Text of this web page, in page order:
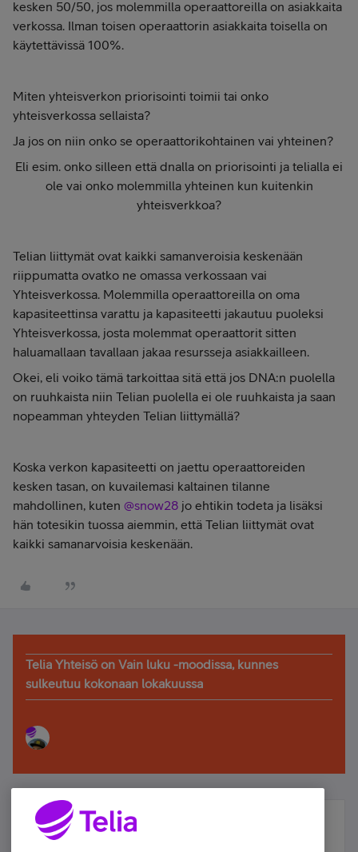
kesken 50/50, jos molemmilla operaattoreilla on asiakkaita
verkossa. Ilman toisen operaattorin asiakkaita toisella on
käytettävissä 100%.
Miten yhteisverkon priorisointi toimii tai onko
yhteisverkossa sellaista?
Ja jos on niin onko se operaattorikohtainen vai yhteinen?
Eli esim. onko silleen että dnalla on priorisointi ja telialla ei
ole vai onko molemmilla yhteinen kun kuitenkin
yhteisverkkoa?
Telian liittymät ovat kaikki samanveroisia keskenään
riippumatta ovatko ne omassa verkossaan vai
Yhteisverkossa. Molemmilla operaattoreilla on oma
kapasiteettinsa varattu ja kapasiteetti jakautuu puoleksi
Yhteisverkossa, josta molemmat operaattorit sitten
haluamallaan tavallaan jakaa resursseja asiakkailleen.
Okei, eli voiko tämä tarkoittaa sitä että jos DNA:n puolella
on ruuhkaista niin Telian puolella ei ole ruuhkaista ja saan
nopeamman yhteyden Telian liittymällä?
Koska verkon kapasiteetti on jaettu operaattoreiden
kesken tasan, on kuvailemasi kaltainen tilanne
mahdollinen, kuten @snow28 jo ehtikin todeta ja lisäksi
hän totesikin tuossa aiemmin, että Telian liittymät ovat
kaikki samanarvoisia keskenään.
Telia Yhteisö on Vain luku -moodissa, kunnes
sulkeutuu kokonaan lokakuussa
Älä jää paitsi – osallistu ja voita!